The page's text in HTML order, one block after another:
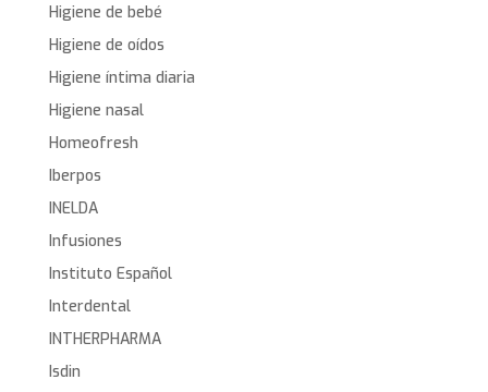
Higiene de bebé
Higiene de oídos
Higiene íntima diaria
Higiene nasal
Homeofresh
Iberpos
INELDA
Infusiones
Instituto Español
Interdental
INTHERPHARMA
Isdin